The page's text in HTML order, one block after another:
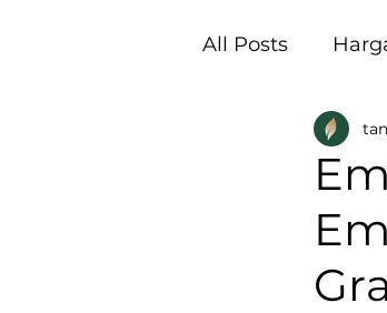
All Posts
Pembukaan